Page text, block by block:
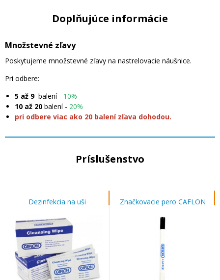
Doplňujúce informácie
Množstevné zľavy
Poskytujeme množstevné zľavy na nastrelovacie náušnice.
Pri odbere:
5 až 9balení - 10%
10 až 20 balení - 20%
pri odbere viac ako 20 balení zľava dohodou.
Príslušenstvo
Dezinfekcia na uši Značkovacie pero CAFLON